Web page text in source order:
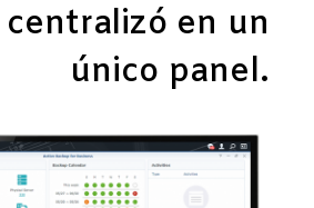
centralizó en un
único panel.